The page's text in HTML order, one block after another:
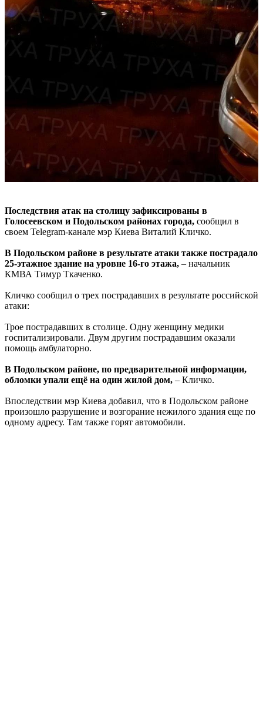
Последствия атак на столицу зафиксированы в
Голосеевском и Подольском районах города, сообщил в
своем Telegram-канале мэр Киева Виталий Кличко.
В Подольском районе в результате атаки также пострадало
25-этажное здание на уровне 16-го этажа, – начальник
КМВА Тимур Ткаченко.
Кличко сообщил о трех пострадавших в результате российской
атаки:
Трое пострадавших в столице. Одну женщину медики
госпитализировали. Двум другим пострадавшим оказали
помощь амбулаторно.
В Подольском районе, по предварительной информации,
обломки упали ещё на один жилой дом, – Кличко.
Впоследствии мэр Киева добавил, что в Подольском районе
произошло разрушение и возгорание нежилого здания еще по
одному адресу. Там также горят автомобили.